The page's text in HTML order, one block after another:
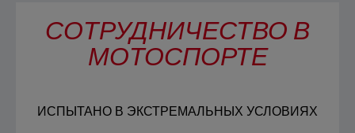
СОТРУДНИЧЕСТВО В
МОТОСПОРТЕ
ИСПЫТАНО В ЭКСТРЕМАЛЬНЫХ УСЛОВИЯХ